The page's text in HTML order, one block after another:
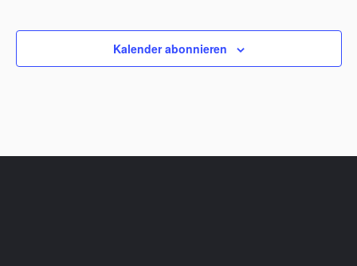
Kalender abonnieren